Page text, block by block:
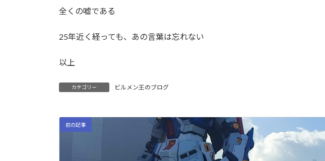
全くの嘘である
25年近く経っても、あの言葉は忘れない
以上
カテゴリー ビルメン王のブログ
前の記事